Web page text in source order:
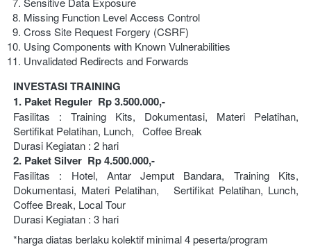
Missing Function Level Access Control
Cross Site Request Forgery (CSRF)
Using Components with Known Vulnerabilities
Unvalidated Redirects and Forwards
INVESTASI TRAINING
1. Paket Reguler  Rp 3.500.000,-
Fasilitas : Training Kits, Dokumentasi, Materi Pelatihan,
Sertifikat Pelatihan, Lunch,   Coffee Break
Durasi Kegiatan : 2 hari
2. Paket Silver  Rp 4.500.000,-
Fasilitas : Hotel, Antar Jemput Bandara, Training Kits,
Dokumentasi, Materi Pelatihan,   Sertifikat Pelatihan, Lunch,
Coffee Break, Local Tour
Durasi Kegiatan : 3 hari
*harga diatas berlaku kolektif minimal 4 peserta/program